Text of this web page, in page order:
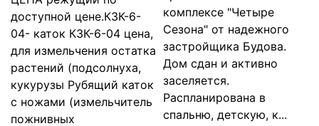
доступной цене.КЗК-6-
04- каток КЗК-6-04 цена,
для измельчения остатка
растений (подсолнуха,
кукурузы Рубящий каток
с ножами (измельчитель
пожнивных
комплексе "Четыре
Сезона" от надежного
застройщика Будова.
Дом сдан и активно
заселяется.
Распланирована в
спальню, детскую, к...